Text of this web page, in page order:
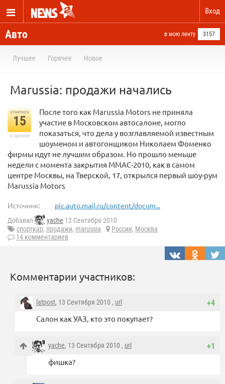
Вход
Авто в мою ленту 3157
Лучшее Горячее Новое
Marussia: продажи начались
отметили
15
в архиве
После того как Marussia Motors не приняла
участие в Московском автосалоне, могло
показаться, что дела у возглавляемой известным
шоуменом и автогонщиком Николаем Фоменко
фирмы идут не лучшим образом. Но прошло меньше
недели с момента закрытия ММАС-2010, как в самом
центре Москвы, на Тверской, 17, открылся первый шоу-рум
Marussia Motors
Источник: pic.auto.mail.ru/content/docum...
Добавил yache 12 Сентября 2010
спорткар, продажи, marussia Россия, Москва
14 комментариев
Комментарии участников:
+4
latpost, 13 Сентября 2010 , url
Салон как УАЗ, кто это покупает?
+1
yache, 13 Сентября 2010 , url
фишка?